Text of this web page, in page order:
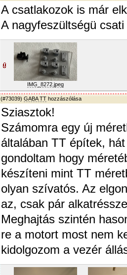
A csatlakozok is már
A nagyfeszültségü
IMG_8272.jpeg
(#73039) GABA TT hozzászólása
Sziasztok!
Számomra egy új
általában TT építek,
gondoltam hogy
készíteni mint TT
olyan szívatós. Az
az, csak pár
Meghajtás szintén
re a motort most nem
kidolgozom a vezér